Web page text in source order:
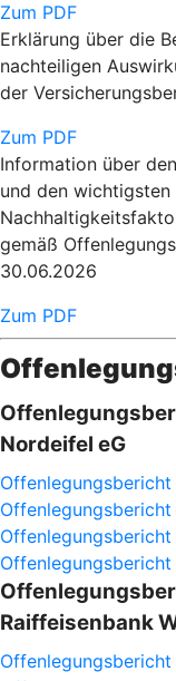
Zum PDF
Erklärung über die
nachteiligen
der
Zum PDF
Information über
und den
gemäß
30.06.2026
Zum PDF
Nordeifel eG
Offenlegungsbericht
Raiffeisenbank
Offenlegungsbericht